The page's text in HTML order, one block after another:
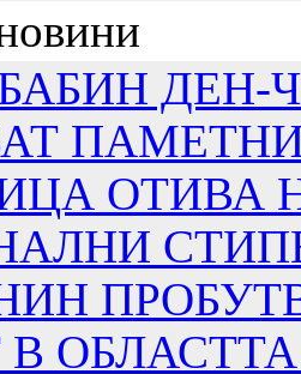
ДЕН-
ОТИВА
В